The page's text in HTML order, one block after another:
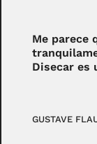
Me parece
Disecar es
GUSTAVE